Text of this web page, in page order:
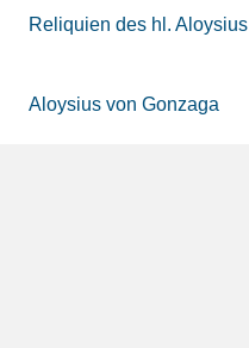
Reliquien des hl. Aloysius
Aloysius von Gonzaga